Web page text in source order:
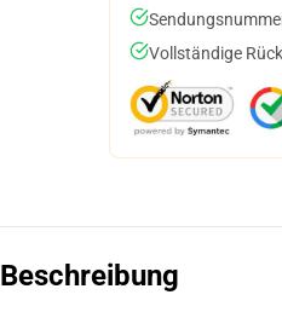
Vollständige
Beschreibung